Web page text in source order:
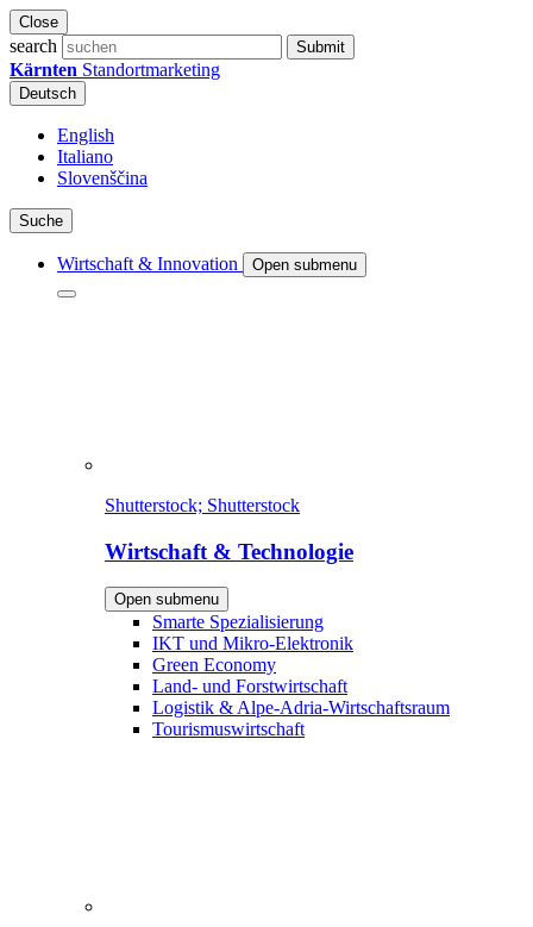
Close
search Submit
Kärnten Standortmarketing
Deutsch
English
Italiano
Slovenščina
Suche
Wirtschaft & Innovation Open submenu
Shutterstock; Shutterstock
Wirtschaft & Technologie
Open submenu
Smarte Spezialisierung
IKT und Mikro-Elektronik
Green Economy
Land- und Forstwirtschaft
Logistik & Alpe-Adria-Wirtschaftsraum
Tourismuswirtschaft